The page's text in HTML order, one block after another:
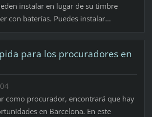
instalar en lugar de su timbre
con baterías. Puedes instalar...
para los procuradores en
como procurador, encontrará que hay
en Barcelona. En este